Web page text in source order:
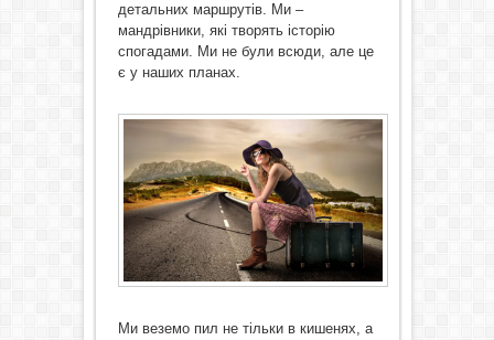
детальних маршрутів. Ми –
мандрівники, які творять історію
спогадами. Ми не були всюди, але це
є у наших планах.
Ми веземо пил не тільки в кишенях, а